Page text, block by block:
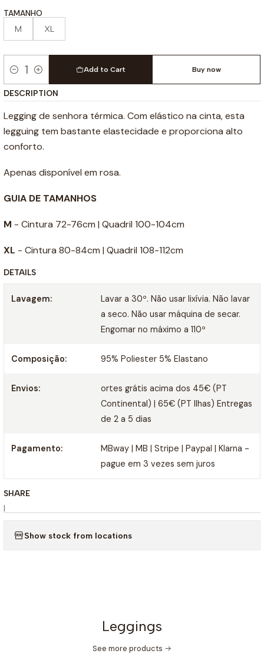
TAMANHO
M XL
Quantity
Add to Cart Buy now
DESCRIPTION
Legging de senhora térmica. Com elástico na cinta, esta
legguing tem bastante elastecidade e proporciona alto
conforto.
Apenas disponível em rosa.
GUIA DE TAMANHOS
M - Cintura 72-76cm | Quadril 100-104cm
XL - Cintura 80-84cm | Quadril 108-112cm
DETAILS
Lavagem:
Lavar a 30º. Não usar lixívia. Não lavar
a seco. Não usar máquina de secar.
Engomar no máximo a 110º
Composição: 95% Poliester 5% Elastano
Envios:
ortes grátis acima dos 45€ (PT
Continental) | 65€ (PT Ilhas) Entregas
de 2 a 5 dias
Pagamento:
MBway | MB | Stripe | Paypal | Klarna -
pague em 3 vezes sem juros
SHARE
|
Show stock from locations
Leggings
See more products